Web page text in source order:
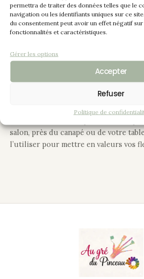
permettra de traiter des données telles que le
navigation ou les identifiants uniques sur ce
du consentement peut avoir un effet négatif
fonctionnalités et caractéristiques.
Gérer les options
Accepter
Refuser
Politique de
Les plateaux fixes et le plateau
couleur “Gris de Suède” patinés noir,
différente a été apportée sur chaque
montants ont été peints en “noir”,
Les caches roulettes ont été peints
argenté.
Cette desserte apporte à présent une
salon, près du canapé ou de votre
l’utiliser pour mettre en valeurs vos